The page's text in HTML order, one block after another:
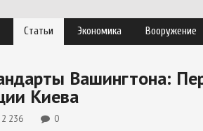
Статьи Экономика Вооружение
Вашингтона:
Киева
2 236 0